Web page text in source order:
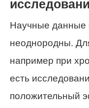
Научные данные
неоднородны.
например при
есть
положительный